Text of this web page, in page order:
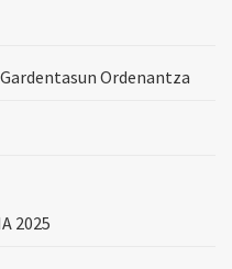
Ordenantza
2025